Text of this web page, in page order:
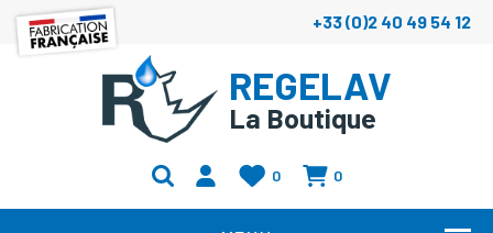
+33 (0)2 40 49 54 12
REGELAV
La Boutique
0 0